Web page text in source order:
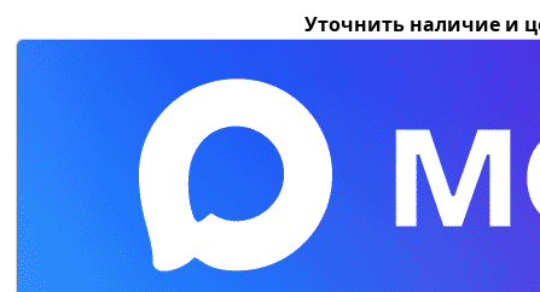
Уточнить наличие и